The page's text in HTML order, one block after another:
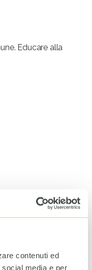
contenuti ed
media e per
Educare alla
è di nuovo